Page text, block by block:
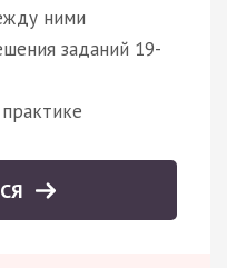
ними
заданий 19-